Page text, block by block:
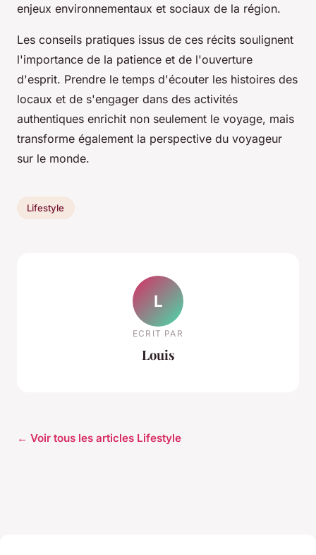
enjeux environnementaux et sociaux de la région.
Les conseils pratiques issus de ces récits soulignent
l'importance de la patience et de l'ouverture
d'esprit. Prendre le temps d'écouter les histoires des
locaux et de s'engager dans des activités
authentiques enrichit non seulement le voyage, mais
transforme également la perspective du voyageur
sur le monde.
Lifestyle
L
ECRIT PAR
Louis
← Voir tous les articles Lifestyle